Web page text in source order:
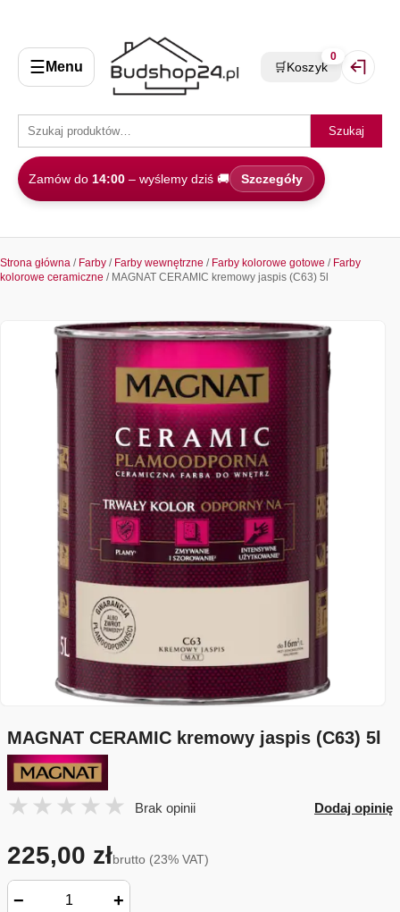
☰ Menu
Szukaj
Zamów do 14:00 – wyślemy dziś 🚚 Szczegóły
🛒Koszyk
0
Strona główna / Farby / Farby wewnętrzne / Farby kolorowe gotowe / Farby
kolorowe ceramiczne / MAGNAT CERAMIC kremowy jaspis (C63) 5l
MAGNAT CERAMIC kremowy jaspis (C63) 5l
Brak opinii Dodaj opinię
225,00 złbrutto (23% VAT)
− +